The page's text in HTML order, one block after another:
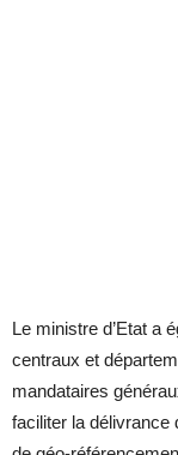
Le ministre d’Etat a
centraux et
mandataires
faciliter la délivrance